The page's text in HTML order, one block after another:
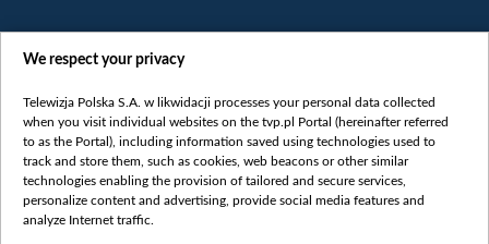
Категорії
Новини
We respect your privacy
Telewizja Polska S.A. w likwidacji processes your personal data collected
when you visit individual websites on the tvp.pl Portal (hereinafter referred
to as the Portal), including information saved using technologies used to
track and store them, such as cookies, web beacons or other similar
technologies enabling the provision of tailored and secure services,
personalize content and advertising, provide social media features and
analyze Internet traffic.